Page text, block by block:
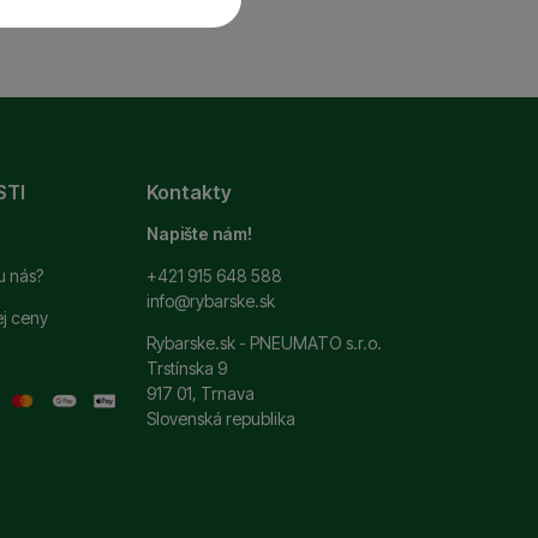
zapamätať vaše
je chat a podobne.
Ich pomocou
týchto cookies
nášho webu.
ponuky,
nás?
ceny
Kontakty
Napište nám!
+421 915 648 588
info@rybarske.sk
Rybarske.sk - PNEUMATO s.r.o.
Trstínska 9
917 01, Trnava
Slovenská republika